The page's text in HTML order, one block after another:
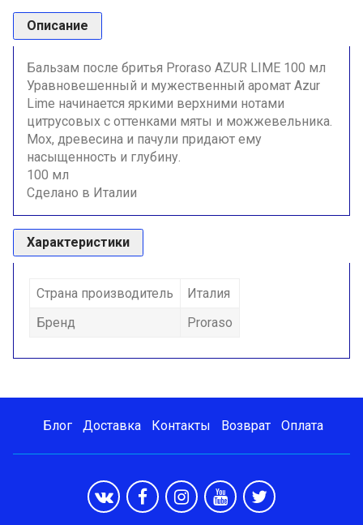
Описание
Бальзам после бритья Proraso AZUR LIME 100 мл
Уравновешенный и мужественный аромат Azur
Lime начинается яркими верхними нотами
цитрусовых с оттенками мяты и можжевельника.
Мох, древесина и пачули придают ему
насыщенность и глубину.
100 мл
Сделано в Италии
Характеристики
Страна производитель
Италия
Бренд
Proraso
Блог Доставка Контакты Возврат Оплата